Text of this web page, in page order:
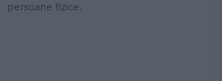
persoane fizice.